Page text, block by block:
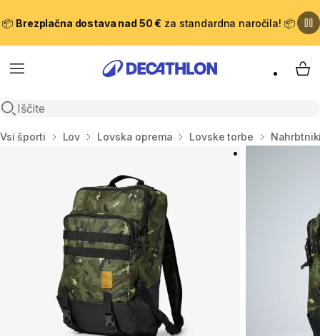
📦 Brezplačna dostava nad 50 € za standardna naročila! 📦
Meni
Odpri iskanje
Domov
Vsi športi Lov Lovska oprema Lovske torbe